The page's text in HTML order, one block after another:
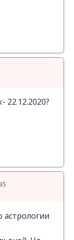
22.12.2020?
астрологии